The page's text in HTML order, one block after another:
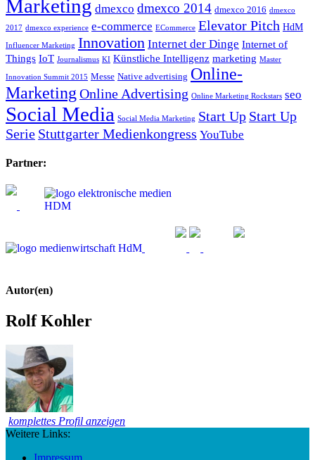
Marketing dmexco dmexco 2014 dmexco 2016 dmexco
2017 dmexco experience e-commerce ECommerce Elevator Pitch HdM
Influencer Marketing Innovation Internet der Dinge Internet of
Things IoT Journalismus KI Künstliche Intelligenz marketing Master
Innovation Summit 2015 Messe Native advertising Online-
Marketing Online Advertising Online Marketing Rockstars seo
Social Media Social Media Marketing Start Up Start Up
Serie Stuttgarter Medienkongress YouTube
Partner:
Autor(en)
Rolf Kohler
komplettes Profil anzeigen
Weitere Links:
Impressum